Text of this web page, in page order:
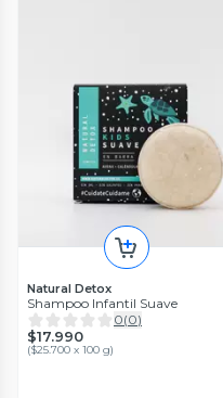
Natural Detox
Shampoo Infantil Suave
0(0)
$17.990
($25.700 x 100 g)